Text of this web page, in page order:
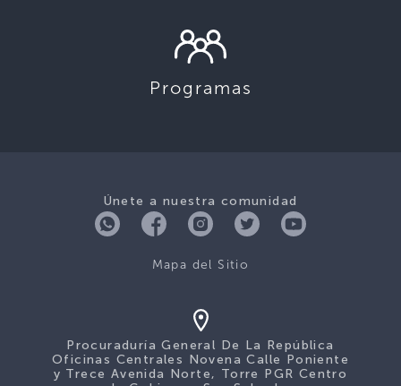
Programas
Únete a nuestra comunidad
Mapa del Sitio
Procuraduría General De La República
Oficinas Centrales Novena Calle Poniente
y Trece Avenida Norte, Torre PGR Centro